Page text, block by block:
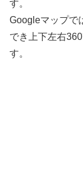
す。
Googleマップで
でき上下左右
す。